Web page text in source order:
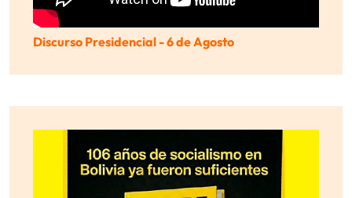
Discurso Presidencial - 6 de Agosto